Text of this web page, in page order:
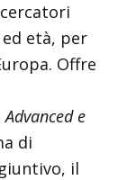
età, per
Offre
e
di
il